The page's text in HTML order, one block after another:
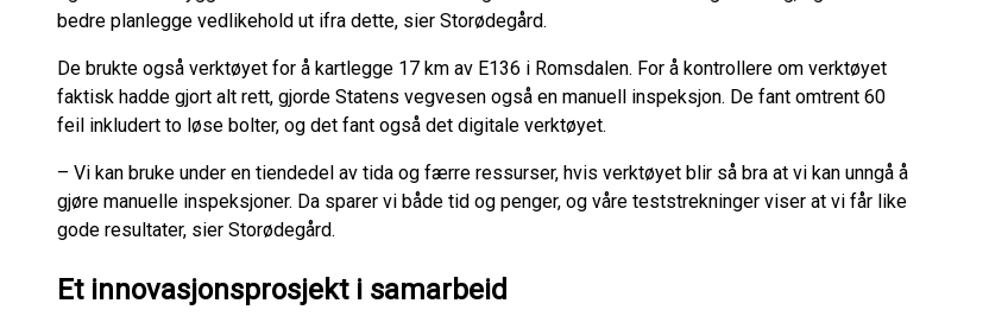
bedre planlegge vedlikehold ut ifra dette, sier Storødegård.
De brukte også verktøyet for å kartlegge 17 km av E136 i Romsdalen. For å kontrollere om verktøyet
faktisk hadde gjort alt rett, gjorde Statens vegvesen også en manuell inspeksjon. De fant omtrent 60
feil inkludert to løse bolter, og det fant også det digitale verktøyet.
– Vi kan bruke under en tiendedel av tida og færre ressurser, hvis verktøyet blir så bra at vi kan unngå å
gjøre manuelle inspeksjoner. Da sparer vi både tid og penger, og våre teststrekninger viser at vi får like
gode resultater, sier Storødegård.
Et innovasjonsprosjekt i samarbeid